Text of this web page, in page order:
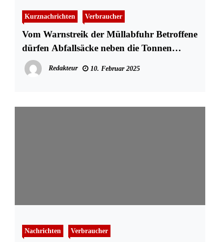
Kurznachrichten Verbraucher
Vom Warnstreik der Müllabfuhr Betroffene
dürfen Abfallsäcke neben die Tonnen
stellen
Redakteur 10. Februar 2025
Nachrichten Verbraucher